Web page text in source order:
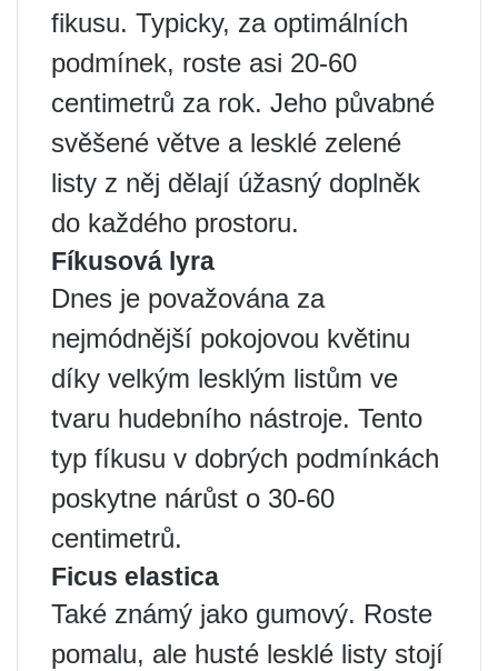
fikusu. Typicky, za optimálních
podmínek, roste asi 20-60
centimetrů za rok. Jeho půvabné
svěšené větve a lesklé zelené
listy z něj dělají úžasný doplněk
do každého prostoru.
Fíkusová lyra
Dnes je považována za
nejmódnější pokojovou květinu
díky velkým lesklým listům ve
tvaru hudebního nástroje. Tento
typ fíkusu v dobrých podmínkách
poskytne nárůst o 30-60
centimetrů.
Ficus elastica
Také známý jako gumový. Roste
pomalu, ale husté lesklé listy stojí